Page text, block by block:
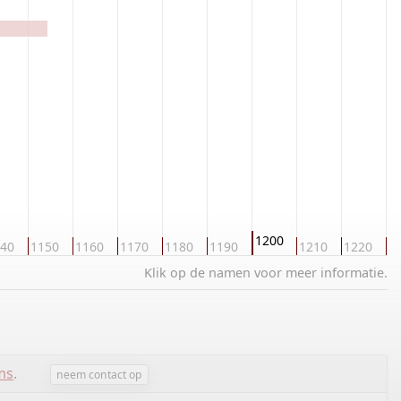
1150 1160 1170 1180 1190 1200 1210 1220
Klik op de namen voor meer informatie.
. neem contact op